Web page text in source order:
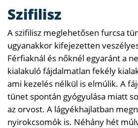
Szifilisz
A szifilisz meglehetősen furcsa
ugyanakkor kifejezetten
Férfiaknál és nőknél egyaránt a
kialakuló fájdalmatlan fekély
ami kezelés nélkül is elmúlik. A
tünet spontán gyógyulása miatt
az orvost. A lágyékhajlatban
nyirokcsomók is. Néhány hét